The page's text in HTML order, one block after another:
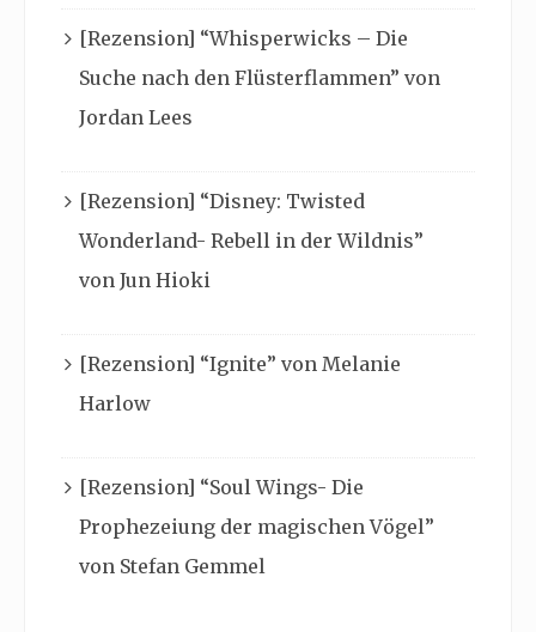
[Rezension] “Whisperwicks – Die
Suche nach den Flüsterflammen” von
Jordan Lees
[Rezension] “Disney: Twisted
Wonderland- Rebell in der Wildnis”
von Jun Hioki
[Rezension] “Ignite” von Melanie
Harlow
[Rezension] “Soul Wings- Die
Prophezeiung der magischen Vögel”
von Stefan Gemmel